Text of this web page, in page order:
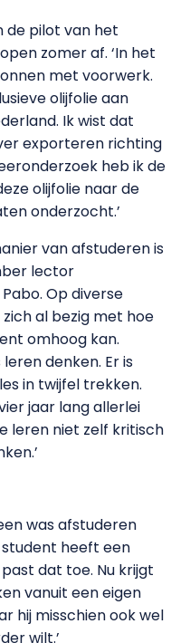
de pilot van het
zomer af. ‘In het
met voorwerk.
olijfolie aan
Ik wist dat
exporteren richting
heb ik de
olijfolie naar de
onderzocht.’
van afstuderen is
lector
Op diverse
al bezig met hoe
omhoog kan.
denken. Er is
in twijfel trekken.
jaar lang allerlei
leren niet zelf kritisch
was afstuderen
student heeft een
dat toe. Nu krijgt
vanuit een eigen
hij misschien ook wel
wilt.’